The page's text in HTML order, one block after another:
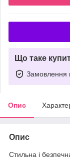
Що таке
Замовлення
Опис
Опис
Стильна і